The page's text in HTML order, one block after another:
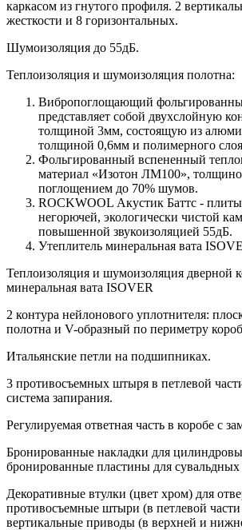
каркасом из гнутого профиля. 2
жесткости и 8 горизонтальных.
Шумоизоляция до 55дБ.
Теплоизоляция и шумоизоляция полотна:
Вибропоглощающий
представляет собой двухслойную
толщиной 3мм, состоящую из
толщиной 0,6мм и полимерного
Фольгированный вспененный
материал «Изотон ЛМ100»,
поглощением до 70% шумов.
ROCKWOOL Акустик Баттс -
негорючей, экологически чистой
повышенной звукоизоляцией 55дБ.
Утеплитель минеральная вата
Теплоизоляция и шумоизоляция дверной
минеральная вата ISOVER
2 контура нейлонового уплотнителя:
полотна и V-образный по периметру
Итальянские петли на подшипниках.
3 противосъемных штыря в петлевой
система запирания.
Регулируемая ответная часть в коробе с
Бронированные накладки для
бронированные пластины для сувальдных
Декоративные втулки (цвет хром) для
противосъемные штыри (в петлевой части
вертикальные приводы (в верхней и